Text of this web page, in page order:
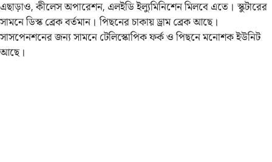
এছাড়াও, কীলেস অপারেশন, এলইডি ইল্যুমিনিশেন মিলবে এতে। স্কুটারের
সামনে ডিস্ক ব্রেক বর্তমান। পিছনের চাকায় ড্রাম ব্রেক আছে।
সাসপেনশনের জন্য সামনে টেলিস্কোপিক ফর্ক ও পিছনে মনোশক ইউনিট
আছে।